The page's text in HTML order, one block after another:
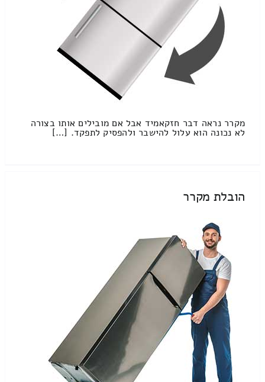
מקרר נראה דבר חזקאמיד אבל אם מובילים אותו בצורה
לא נכונה הוא עלול להישבר ולהפסיק לתפקד. […]
הובלת מקרר